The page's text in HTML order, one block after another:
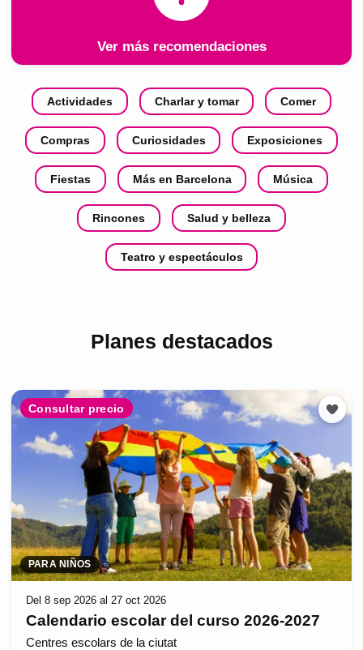
Ver más recomendaciones
Actividades Charlar y tomar Comer
Compras Curiosidades Exposiciones
Fiestas Más en Barcelona Música
Rincones Salud y belleza
Teatro y espectáculos
Planes destacados
Consultar precio
PARA NIÑOS
Del 8 sep 2026 al 27 oct 2026
Calendario escolar del curso 2026-2027
Centres escolars de la ciutat